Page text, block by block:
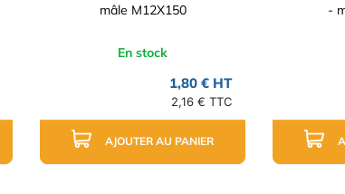
mâle M12X150
En stock
1,80 € HT
2,16 € TTC
AJOUTER AU PANIER
-